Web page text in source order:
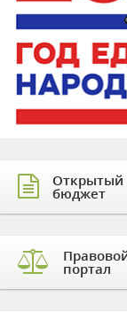
Открытый
бюджет
портал